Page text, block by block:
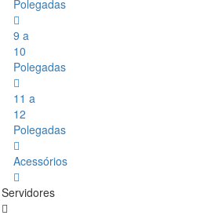
Polegadas
9 a
10
Polegadas
11 a
12
Polegadas
Acessórios
Servidores